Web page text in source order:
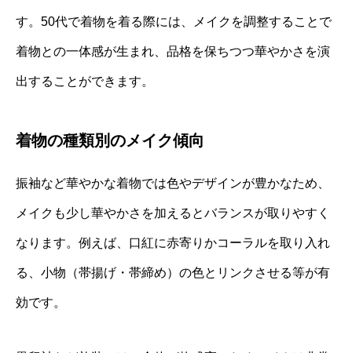
す。50代で着物を着る際には、メイクを調整することで
着物との一体感が生まれ、品格を保ちつつ華やかさを演
出することができます。
着物の種類別のメイク傾向
振袖など華やかな着物では色やデザインが豊かなため、
メイクも少し華やかさを加えるとバランスが取りやすく
なります。例えば、口紅に赤寄りかコーラルを取り入れ
る、小物（帯揚げ・帯締め）の色とリンクさせる等が有
効です。